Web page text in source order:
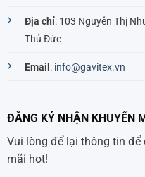
Địa chỉ: 103 Nguyễn Thị
Thủ Đức
Email : info@gavitex.vn
ĐĂNG KÝ NHẬN KHUYẾN
Vui lòng để lại thông tin
mãi hot!